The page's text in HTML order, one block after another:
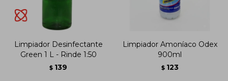
Limpiador Desinfectante
Green 1 L - Rinde 1:50
$ 139
Limpiador Amoníaco Odex
900ml
$ 123